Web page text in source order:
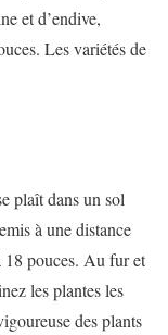
et d’endive,
Les variétés de
plaît dans un sol
à une distance
18 pouces. Au fur et
les plantes les
des plants